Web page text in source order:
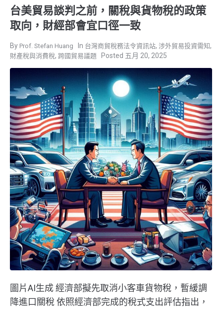
台美貿易談判之前，關稅與貨物稅的政策
取向，財經部會宜口徑一致
Prof. Stefan Huang 台灣商貿稅務法令資訊站, 涉外貿易投資需知,
財產稅與消費稅, 跨國貿易議題 五月 20, 2025
圖片AI生成 經濟部擬先取消小客車貨物稅，暫緩調
降進口關稅 依照經濟部完成的稅式支出評估指出，